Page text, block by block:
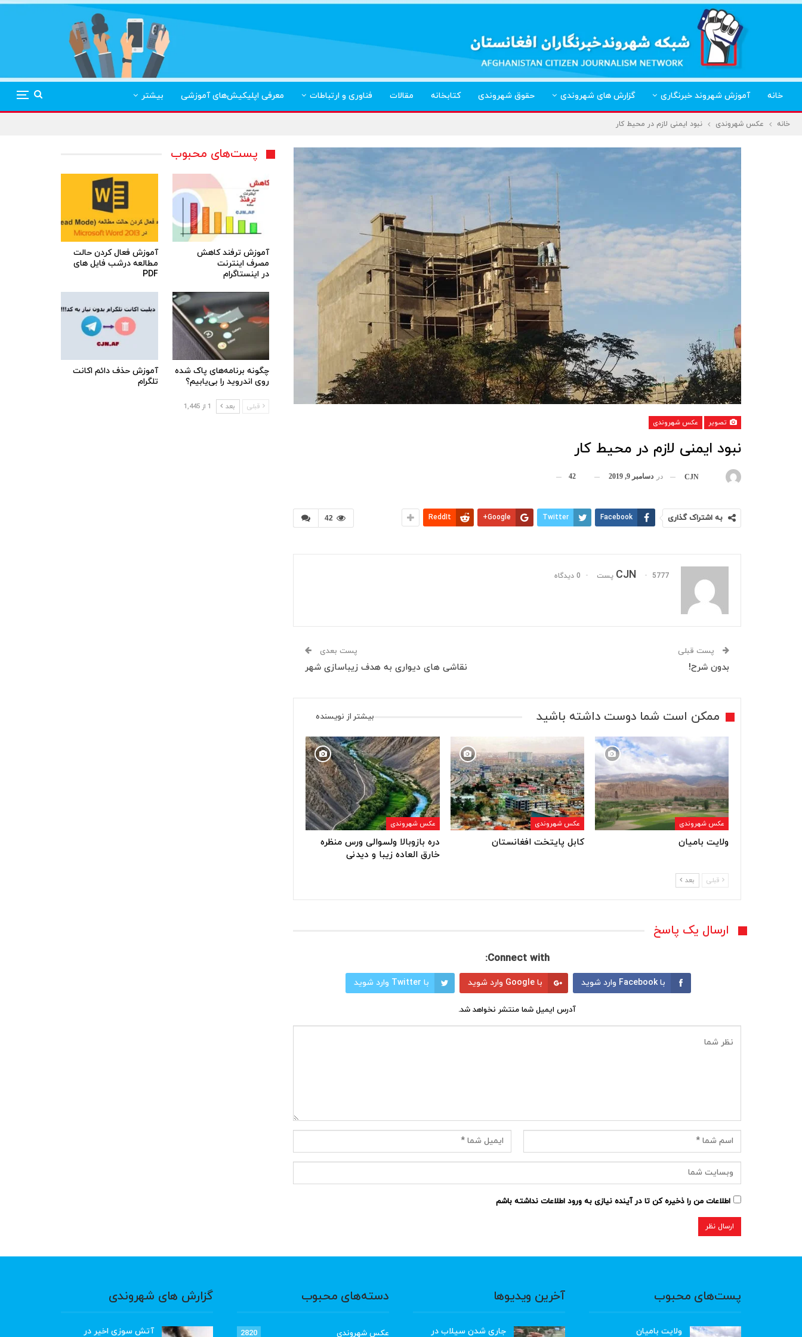
خانه آموزش شهروند خبرنگاری گزارش های شهروندی حقوق شهروندی کتابخانه مقالات فناوری و ارتباطات معرفی اپلیکیش‌های آموزشی بیشتر
خانه عکس شهروندی نبود ایمنی لازم در محیط کار
تصویر عکس شهروندی
نبود ایمنی لازم در محیط کار
CJN در دسامبر 9, 2019 42
42 به اشتراک گذاری Facebook
Twitter
Google+
ReddIt
CJN 5777 پست 0 دیدگاه
پست قبلی
بدون شرح!
پست بعدی
نقاشی های دیواری به هدف زیباسازی شهر
ممکن است شما دوست داشته باشید بیشتر از نویسنده
عکس شهروندی
ولایت بامیان
عکس شهروندی
کابل پایتخت افغانستان
عکس شهروندی
دره بازوبالا ولسوالی ورس منظره
خارق العاده زیبا و دیدنی
قبلی بعد
ارسال یک پاسخ
Connect with:
با Facebook وارد شوید با Google وارد شوید با Twitter وارد شوید
آدرس ایمیل شما منتشر نخواهد شد.
اطلاعات من را ذخیره کن تا در آینده نیازی به ورود اطلاعات نداشته باشم
پست‌های محبوب
آموزش ترفند کاهش
مصرف اینترنت
در اینستاگرام
آموزش فعال کردن حالت
مطالعه درشب فایل های
PDF
چگونه برنامه‌های پاک شده
روی اندروید را بی‌یابیم؟
آموزش حذف دائم اکانت
تلگرام
قبلی بعد 1 از 1,445
پست‌های محبوب
ولایت بامیان
آخرین ویدیوها
جاری شدن سیلاب در
دسته‌های محبوب
عکس شهروندی 2820
گزارش های شهروندی
آتش سوزی اخیر در